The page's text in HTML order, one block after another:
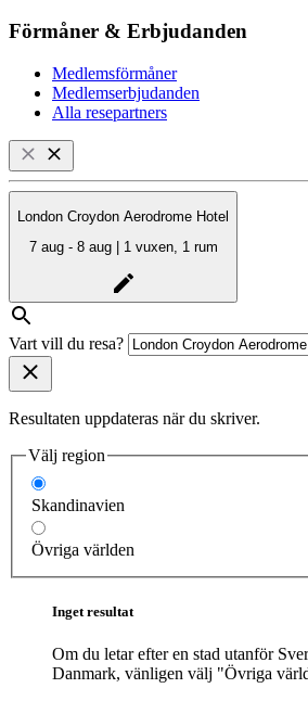
Förmåner & Erbjudanden
Medlemsförmåner
Medlemserbjudanden
Alla resepartners
London Croydon Aerodrome Hotel
7 aug - 8 aug | 1 vuxen, 1 rum
Vart vill du resa?
Resultaten uppdateras när du skriver.
Välj region
Skandinavien
Övriga världen
Inget resultat
Om du letar efter en stad utanför
Danmark, vänligen välj "Övriga